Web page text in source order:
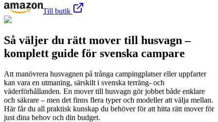
Till butik
Så väljer du rätt mover till husvagn –
komplett guide för svenska campare
Att manövrera husvagnen på trånga campingplatser eller uppfarter
kan vara en utmaning, särskilt i svenska terräng- och
väderförhållanden. En mover till husvagn gör jobbet både enklare
och säkrare – men det finns flera typer och modeller att välja mellan.
Här får du all praktisk kunskap du behöver för att hitta rätt mover för
just dina behov och din budget.